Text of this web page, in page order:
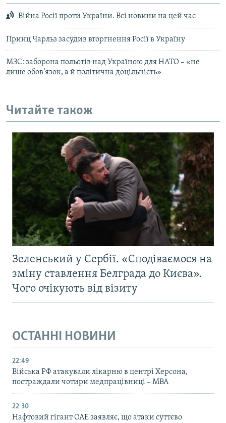
Війна Росії проти України. Всі новини на цей час
Принц Чарльз засудив вторгнення Росії в Україну
МЗС: заборона польотів над Україною для НАТО – «не
лише обов’язок, а й політична доцільність»
Читайте також
Зеленський у Сербії. «Сподіваємося на
зміну ставлення Белграда до Києва».
Чого очікують від візиту
ОСТАННІ НОВИНИ
22:49
Війська РФ атакували лікарню в центрі Херсона,
постраждали чотири медпрацівниці – МВА
22:30
Нафтовий гігант ОАЕ заявляє, що атаки суттєво